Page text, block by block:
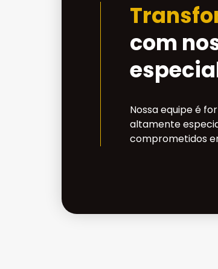
com
Nossa equipe é
altamente
comprometidos